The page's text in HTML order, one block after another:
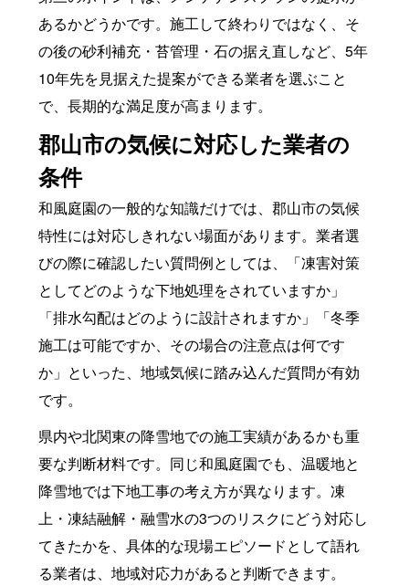
あるかどうかです。施工して終わりではなく、そ
の後の砂利補充・苔管理・石の据え直しなど、5年
10年先を見据えた提案ができる業者を選ぶこと
で、長期的な満足度が高まります。
郡山市の気候に対応した業者の
条件
和風庭園の一般的な知識だけでは、郡山市の気候
特性には対応しきれない場面があります。業者選
びの際に確認したい質問例としては、「凍害対策
としてどのような下地処理をされていますか」
「排水勾配はどのように設計されますか」「冬季
施工は可能ですか、その場合の注意点は何です
か」といった、地域気候に踏み込んだ質問が有効
です。
県内や北関東の降雪地での施工実績があるかも重
要な判断材料です。同じ和風庭園でも、温暖地と
降雪地では下地工事の考え方が異なります。凍
上・凍結融解・融雪水の3つのリスクにどう対応し
てきたかを、具体的な現場エピソードとして語れ
る業者は、地域対応力があると判断できます。